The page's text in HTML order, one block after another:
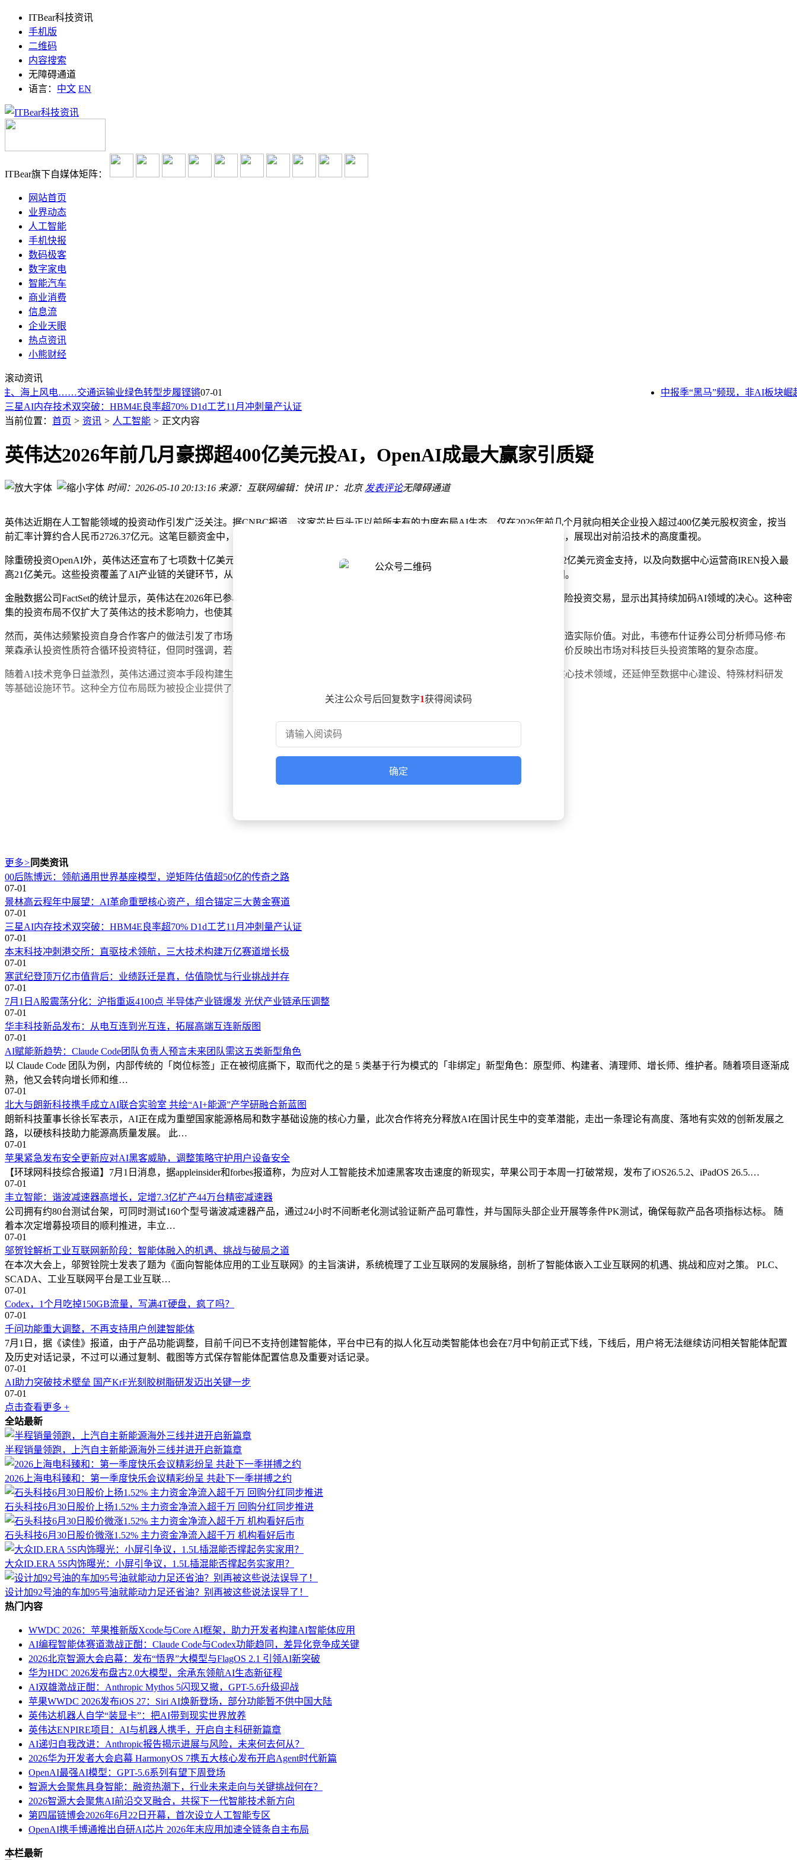
ITBear科技资讯
手机版
二维码
内容搜索
无障碍通道
语言： 中文 EN
ITBear旗下自媒体矩阵：
网站首页
业界动态
人工智能
手机快报
数码极客
数字家电
智能汽车
商业消费
信息流
企业天眼
热点资讯
小熊财经
滚动资讯
海上风电……交通运输业绿色转型步履铿锵07-01 中报季“黑马”频现，非AI板块崛起
苹果紧急发布安全更新应对AI黑客威胁，调整策略守护用户设备安全
景林高云程年中展望：AI革命重塑核心资产，组合锚定三大黄金赛道
三星AI内存技术双突破：HBM4E良率超70% D1d工艺11月冲刺量产认证
本末科技冲刺港交所：直驱技术领航，三大技术构建万亿赛道增长极
寒武纪登顶万亿市值背后：业绩跃迁是真，估值隐忧与行业挑战并存
华丰科技新品发布：从电互连到光互连，拓展高端互连新版图
AI赋能新趋势：Claude Code团队负责人预言未来团队需这五类新型角色
北大与朗新科技携手成立AI联合实验室 共绘“AI+能源”产学研融合新蓝图
苹果紧急发布安全更新应对AI黑客威胁，调整策略守护用户设备安全
当前位置： 首页 > 资讯 > 人工智能 > 正文内容
英伟达2026年前几月豪掷超400亿美元投AI，OpenAI成最大赢家引质疑
时间：2026-05-10 20:13:16 来源：互联网编辑：快讯 IP：北京 发表评论无障碍通道
英伟达近期在人工智能领域的投资动作引发广泛关注。据CNBC报道，这家芯片巨头正以前所未有的力度布局AI生态，仅在2026年前几个月就向相关企业投入超过400亿美元股权资金，按当
前汇率计算约合人民币2726.37亿元。这笔巨额资金中，最大单笔投资流向了OpenAI——英伟达向这家人工智能研究机构注资300亿美元，展现出对前沿技术的高度重视。
除重磅投资OpenAI外，英伟达还宣布了七项数十亿美元级的上市公司投资计划。其中最新两笔交易包括：向玻璃制造商康宁提供最高32亿美元资金支持，以及向数据中心运营商IREN投入最
高21亿美元。这些投资覆盖了AI产业链的关键环节，从基础材料到算力基础设施均有涉及，凸显出英伟达构建完整生态系统的战略意图。
金融数据公司FactSet的统计显示，英伟达在2026年已参与二十余轮非上市初创企业的融资活动。而回顾2025年，该公司就完成了67笔风险投资交易，显示出其持续加码AI领域的决心。这种密
集的投资布局不仅扩大了英伟达的技术影响力，也使其与众多AI企业形成深度绑定关系。
然而，英伟达频繁投资自身合作客户的做法引发了市场争议。批评者指出，这类交易可能构成循环投资，资金在关联企业间流转难以创造实际价值。对此，韦德布什证券公司分析师马修·布
莱森承认投资性质符合循环投资特征，但同时强调，若战略布局成功实施，将帮助英伟达建立起难以逾越的竞争优势壁垒。这种矛盾评价反映出市场对科技巨头投资策略的复杂态度。
随着AI技术竞争日益激烈，英伟达通过资本手段构建生态系统的做法正在重塑行业格局。其投资版图不仅涉及芯片设计、算法开发等核心技术领域，还延伸至数据中心建设、特殊材料研发
等基础设施环节。这种全方位布局既为被投企业提供了发展动力，也引发了关于市场公平性的持续讨论。
关注公众号后回复数字1获得阅读码
确定
更多> 同类资讯
00后陈博远：领航通用世界基座模型，逆矩阵估值超50亿的传奇之路
07-01
景林高云程年中展望：AI革命重塑核心资产，组合锚定三大黄金赛道
07-01
三星AI内存技术双突破：HBM4E良率超70% D1d工艺11月冲刺量产认证
07-01
本末科技冲刺港交所：直驱技术领航，三大技术构建万亿赛道增长极
07-01
寒武纪登顶万亿市值背后：业绩跃迁是真，估值隐忧与行业挑战并存
07-01
7月1日A股震荡分化：沪指重返4100点 半导体产业链爆发 光伏产业链承压调整
07-01
华丰科技新品发布：从电互连到光互连，拓展高端互连新版图
07-01
AI赋能新趋势：Claude Code团队负责人预言未来团队需这五类新型角色
以 Claude Code 团队为例，内部传统的「岗位标签」正在被彻底撕下，取而代之的是 5 类基于行为模式的「非绑定」新型角色：原型师、构建者、清理师、增长师、维护者。随着项目逐渐成
熟，他又会转向增长师和维…
07-01
北大与朗新科技携手成立AI联合实验室 共绘“AI+能源”产学研融合新蓝图
朗新科技董事长徐长军表示，AI正在成为重塑国家能源格局和数字基础设施的核心力量，此次合作将充分释放AI在国计民生中的变革潜能，走出一条理论有高度、落地有实效的创新发展之
路，以硬核科技助力能源高质量发展。 此…
07-01
苹果紧急发布安全更新应对AI黑客威胁，调整策略守护用户设备安全
【环球网科技综合报道】7月1日消息，据appleinsider和forbes报道称，为应对人工智能技术加速黑客攻击速度的新现实，苹果公司于本周一打破常规，发布了iOS26.5.2、iPadOS 26.5.…
07-01
丰立智能：谐波减速器高增长，定增7.3亿扩产44万台精密减速器
公司拥有约80台测试台架，可同时测试160个型号谐波减速器产品，通过24小时不间断老化测试验证新产品可靠性，并与国际头部企业开展等条件PK测试，确保每款产品各项指标达标。 随
着本次定增募投项目的顺利推进，丰立…
07-01
邬贺铨解析工业互联网新阶段：智能体融入的机遇、挑战与破局之道
在本次大会上，邬贺铨院士发表了题为《面向智能体应用的工业互联网》的主旨演讲，系统梳理了工业互联网的发展脉络，剖析了智能体嵌入工业互联网的机遇、挑战和应对之策。 PLC、
SCADA、工业互联网平台是工业互联…
07-01
Codex，1个月吃掉150GB流量，写满4T硬盘，疯了吗？
07-01
千问功能重大调整，不再支持用户创建智能体
7月1日，据《读佳》报道，由于产品功能调整，目前千问已不支持创建智能体，平台中已有的拟人化互动类智能体也会在7月中旬前正式下线，下线后，用户将无法继续访问相关智能体配置
及历史对话记录，不过可以通过复制、截图等方式保存智能体配置信息及重要对话记录。
07-01
AI助力突破技术壁垒 国产KrF光刻胶树脂研发迈出关键一步
07-01
点击查看更多 +
全站最新
半程销量领跑，上汽自主新能源海外三线并进开启新篇章
2026上海电科臻和：第一季度快乐会议精彩纷呈 共赴下一季拼搏之约
石头科技6月30日股价上扬1.52% 主力资金净流入超千万 回购分红同步推进
石头科技6月30日股价微涨1.52% 主力资金净流入超千万 机构看好后市
大众ID.ERA 5S内饰曝光：小屏引争议，1.5L插混能否撑起务实家用？
设计加92号油的车加95号油就能动力足还省油？别再被这些说法误导了！
热门内容
WWDC 2026：苹果推新版Xcode与Core AI框架，助力开发者构建AI智能体应用
AI编程智能体赛道激战正酣：Claude Code与Codex功能趋同，差异化竞争成关键
2026北京智源大会启幕：发布“悟界”大模型与FlagOS 2.1 引领AI新突破
华为HDC 2026发布盘古2.0大模型，余承东领航AI生态新征程
AI双雄激战正酣：Anthropic Mythos 5闪现又撤，GPT-5.6升级迎战
苹果WWDC 2026发布iOS 27：Siri AI焕新登场，部分功能暂不供中国大陆
英伟达机器人自学“装显卡”：把AI带到现实世界放养
英伟达ENPIRE项目：AI与机器人携手，开启自主科研新篇章
AI递归自我改进：Anthropic报告揭示进展与风险，未来何去何从？
2026华为开发者大会启幕 HarmonyOS 7携五大核心发布开启Agent时代新篇
OpenAI最强AI模型：GPT-5.6系列有望下周登场
智源大会聚焦具身智能：融资热潮下，行业未来走向与关键挑战何在？
2026智源大会聚焦AI前沿交叉融合，共探下一代智能技术新方向
第四届链博会2026年6月22日开幕，首次设立人工智能专区
OpenAI携手博通推出自研AI芯片 2026年末应用加速全链条自主布局
本栏最新